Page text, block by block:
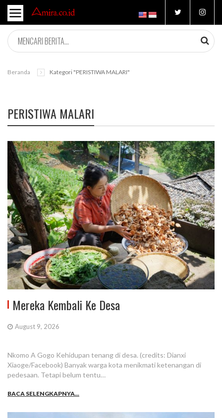
Beranda Kategori "PERISTIWA MALARI"
PERISTIWA MALARI
Mereka Kembali Ke Desa
August 9, 2026
Nkomo A Gogo Kehidupan tenang di desa. (credits: Dianxi
Xiaoge/Facebook) Banyak warga kota menikmati ketenangan di
pedesaan. Tetapi belum tentu…
BACA SELENGKAPNYA...